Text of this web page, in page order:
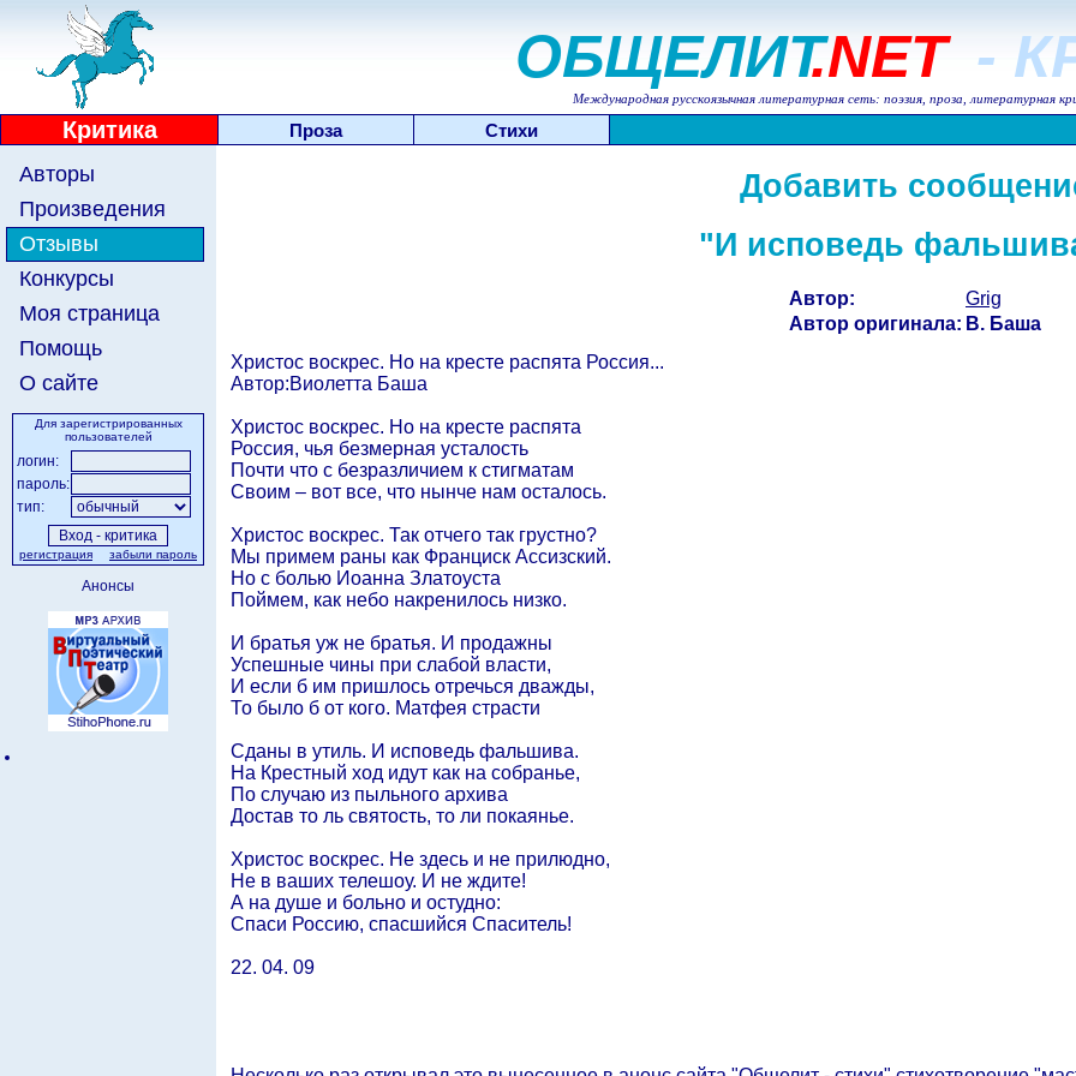
ОБЩЕЛИТ.NET -
Международная русскоязычная литературная сеть: поэзия, проза, литературная
Критика Проза Стихи
Авторы
Произведения
Отзывы
Конкурсы
Моя страница
Помощь
О сайте
Для зарегистрированных
пользователей
логин:
пароль:
тип:
регистрация забыли пароль
Анонсы
Добавить
"И исповедь
Автор:
Grig
Автор оригинала: В. Баша
Христос воскрес. Но на кресте распята Россия...
Автор:Виолетта Баша
Христос воскрес. Но на кресте распята
Россия, чья безмерная усталость
Почти что с безразличием к стигматам
Своим – вот все, что нынче нам осталось.
Христос воскрес. Так отчего так грустно?
Мы примем раны как Франциск Ассизский.
Но с болью Иоанна Златоуста
Поймем, как небо накренилось низко.
И братья уж не братья. И продажны
Успешные чины при слабой власти,
И если б им пришлось отречься дважды,
То было б от кого. Матфея страсти
Сданы в утиль. И исповедь фальшива.
На Крестный ход идут как на собранье,
По случаю из пыльного архива
Достав то ль святость, то ли покаянье.
Христос воскрес. Не здесь и не прилюдно,
Не в ваших телешоу. И не ждите!
А на душе и больно и остудно:
Спаси Россию, спасшийся Спаситель!
22. 04. 09